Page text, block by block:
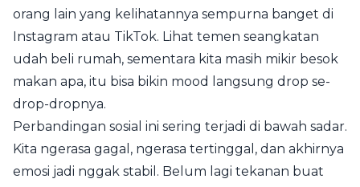
orang lain yang kelihatannya sempurna banget di
Instagram atau TikTok. Lihat temen seangkatan
udah beli rumah, sementara kita masih mikir besok
makan apa, itu bisa bikin mood langsung drop se-
drop-dropnya.
Perbandingan sosial ini sering terjadi di bawah sadar.
Kita ngerasa gagal, ngerasa tertinggal, dan akhirnya
emosi jadi nggak stabil. Belum lagi tekanan buat